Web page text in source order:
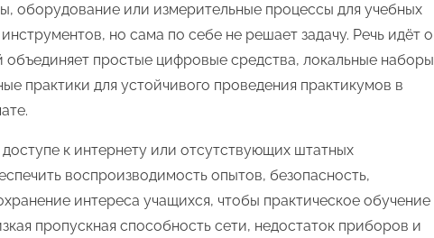
оборудование или измерительные процессы для учебных
но сама по себе не решает задачу. Речь идёт о
простые цифровые средства, локальные наборы
практики для устойчивого проведения практикумов в
к интернету или отсутствующих штатных
воспроизводимость опытов, безопасность,
интереса учащихся, чтобы практическое обучение
пропускная способность сети, недостаток приборов и